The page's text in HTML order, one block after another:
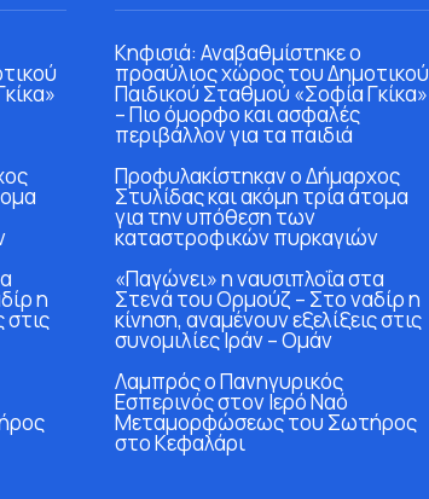
η
στις
Κηφισιά: Αναβαθμίστηκε ο
προαύλιος χώρος του Δημοτικού
Παιδικού Σταθμού «Σοφία Γκίκα»
– Πιο όμορφο και ασφαλές
περιβάλλον για τα παιδιά
Προφυλακίστηκαν ο Δήμαρχος
Στυλίδας και ακόμη τρία άτομα
για την υπόθεση των
καταστροφικών πυρκαγιών
«Παγώνει» η ναυσιπλοΐα στα
Στενά του Ορμούζ – Στο ναδίρ η
κίνηση, αναμένουν εξελίξεις στις
συνομιλίες Ιράν – Ομάν
Λαμπρός ο Πανηγυρικός
Εσπερινός στον Ιερό Ναό
Μεταμορφώσεως του Σωτήρος
στο Κεφαλάρι